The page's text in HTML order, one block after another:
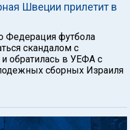
Швеции прилетит в
Федерация футбола
скандалом с
обратилась в УЕФА с
сборных Израиля